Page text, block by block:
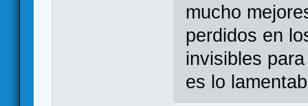
mucho
perdidos en
invisibles
es lo